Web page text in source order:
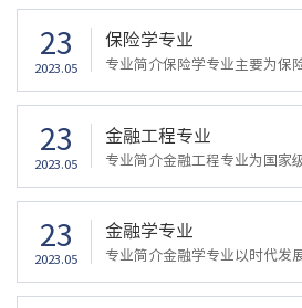
23
2023.05
保险学专业
23
2023.05
金融工程专业
23
2023.05
金融学专业